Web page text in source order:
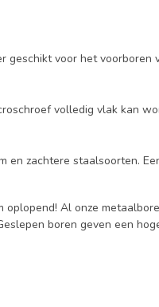
voor het voorboren
volledig vlak kan
zachtere staalsoorten.
Al onze
boren geven een